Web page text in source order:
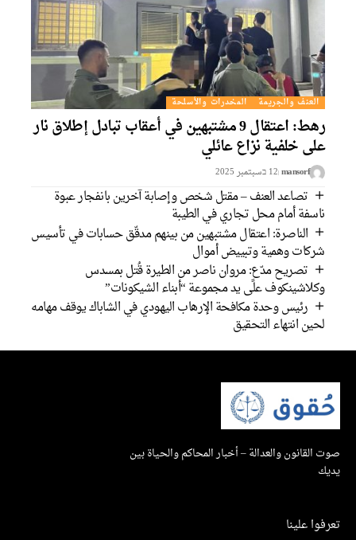
العنف والجريمة المخدرات والأسلحة
رهط: اعتقال 9 مشتبهين في أعقاب تبادل إطلاق نار
على خلفية نزاع عائلي
mansorf 12 בسبتمبر 2025
تصاعد العنف – مقتل شخص وإصابة آخرين بانفجار عبوة
ناسفة أمام محل تجاري في الطيبة
الناصرة: اعتقال مشتبهين من بينهم مدقّق حسابات في تأسيس
شركات وهمية وتبييض أموال
تصريح مدّعٍ: مروان ناصر من الطيرة قُتل بمسدس
وكلاشينكوف على يد مجموعة “أبناء الشيكونات”
رئيس وحدة مكافحة الإرهاب اليهودي في الشاباك يوقف مهامه
لحين انتهاء التحقيق
صوت القانون والعدالة – أخبار المحاكم والحياة بين
يديك
تعرفوا علينا